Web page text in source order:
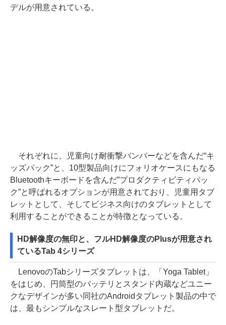
デルが用意されている。
それぞれに、児童向け耐衝撃バンパーなどを含んだ“キ
ッズパック”と、10型製品向けにフォリオケースにもなる
Bluetoothキーボードを含んだ”プロダクティビティパッ
ク”と呼ばれるオプションが用意されており、児童用タブ
レットとして、そしてビジネス向けのタブレットとして
利用することができることが特徴となっている。
HD解像度の無印と、フルHD解像度のPlusが用意され
ているTab 4シリーズ
LenovoのTabシリーズタブレットは、「Yoga Tablet」
をはじめ、円筒型のバッテリとスタンド内蔵などユニー
クなデザインが多い同社のAndroidタブレット製品の中で
は、最もシンプルなスレート型タブレットだ。